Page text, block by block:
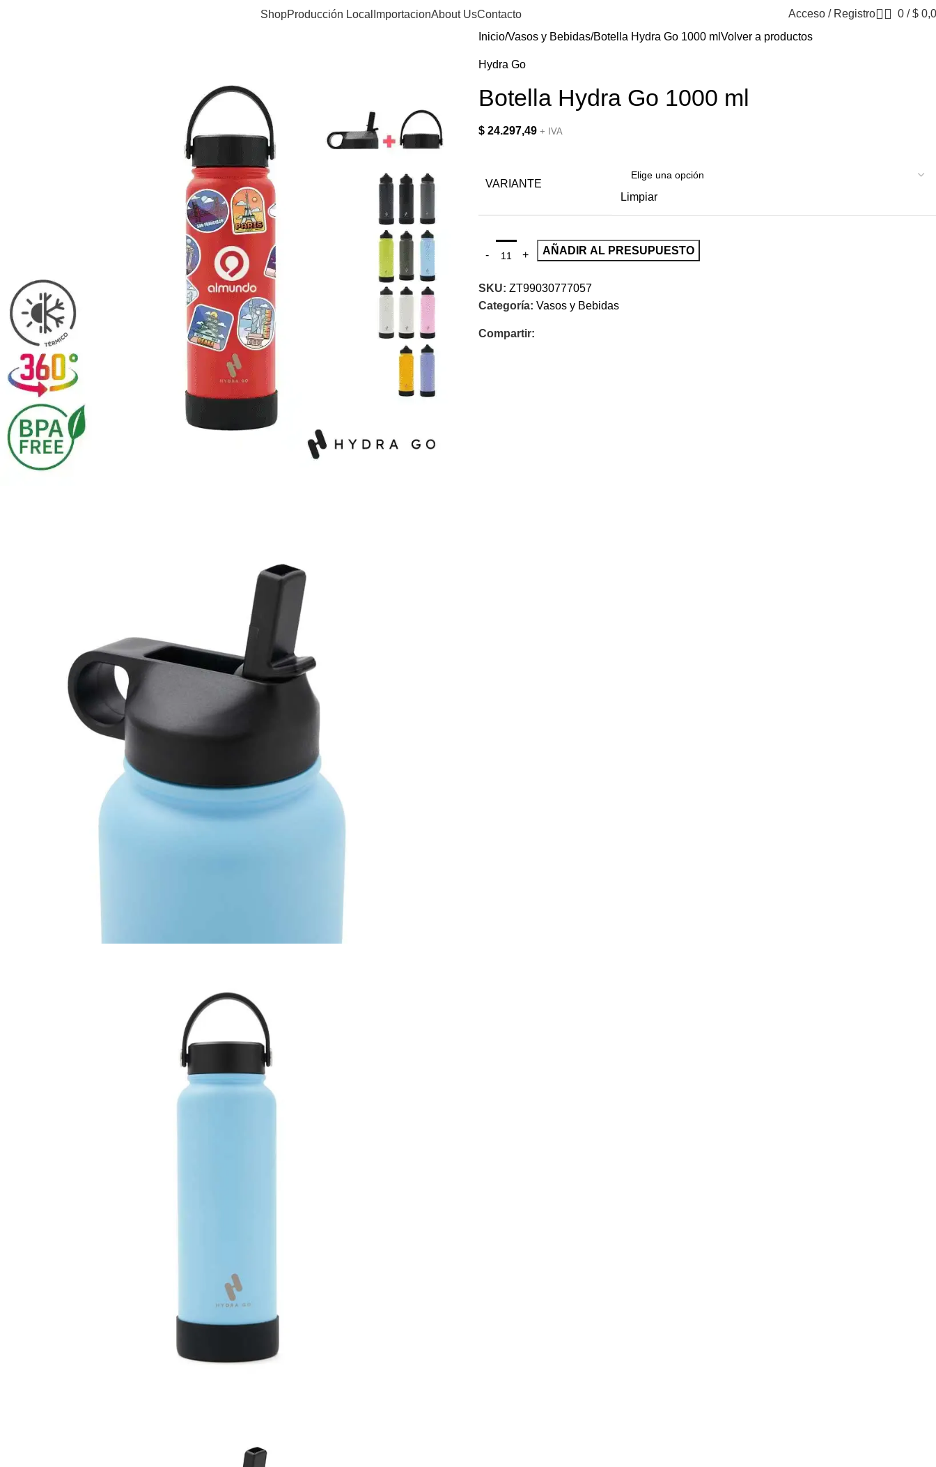
ShopProducción Local ImportacionAbout UsContacto Acceso / Registro 0 / $
Inicio Vasos y Bebidas Botella Hydra Go 1000 ml Volver a productos
Hydra Go
Botella Hydra Go 1000 ml
$ 24.297,49 + IVA
VARIANTE
Limpiar
AÑADIR AL PRESUPUESTO
SKU: ZT99030777057
Categoría: Vasos y Bebidas
Compartir: